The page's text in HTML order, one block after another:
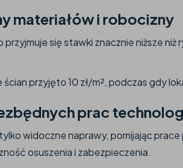
materiałów i robocizny
się stawki znacznie niższe
ścian przyjęto 10 zł/m², podczas gdy
prac
widoczne naprawy, pomijając
osuszenia i zabezpieczenia.